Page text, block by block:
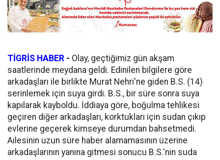
TİGRİS HABER - Olay, geçtiğimiz gün akşam
saatlerinde meydana geldi. Edinilen bilgilere göre
arkadaşları ile birlikte Murat Nehri'ne giden B.S. (14)
serinlemek için suya girdi. B.S., bir süre sonra suya
kapılarak kayboldu. İddiaya göre, boğulma tehlikesi
geçiren diğer arkadaşları, korktukları için sudan çıkıp
evlerine geçerek kimseye durumdan bahsetmedi.
Ailesinin uzun süre haber alamamasının üzerine
arkadaşlarının yanına gitmesi sonucu B.S.'nin suda